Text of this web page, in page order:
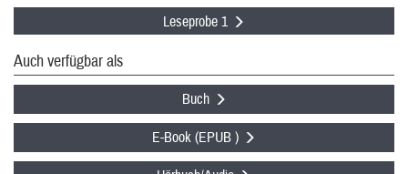
Leseprobe 1
Auch verfügbar als
Buch
E-Book (EPUB )